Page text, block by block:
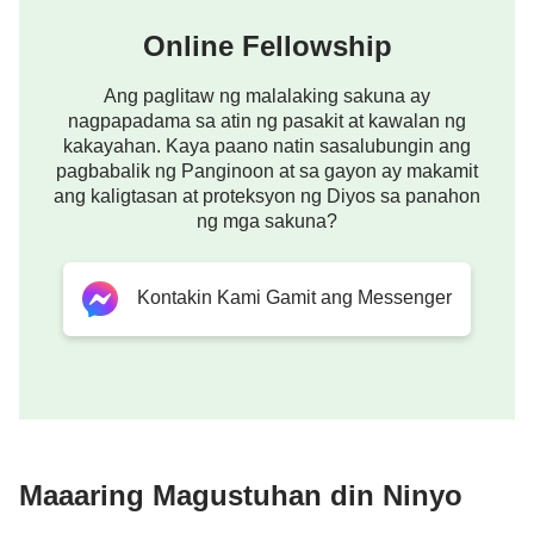
pagkaperpekto. Hindi ba nagdudulot sa iyo ng
pagmumuni-muni ang pagkakaibang ito? Hindi ba
pinagtatanto ka nito sa mga hiwagang sumasaloob?
May kakayahan ka bang dalhin ang sarili mo sa
langit upang makipagkita sa Diyos nang ikaw lang?
Kung walang pagdating ng Diyos, kaya mo bang
dalhin ang sarili mo sa langit upang matamasa ang
kasiyahang pampamilya kasama ang Diyos?
Nananaginip ka pa rin ba ngayon? Imumungkahi
Ko, kung gayon, na ihinto mo ang pananaginip at
Kung hindi mo gagawin, hindi mo kailanman
makakamit ang katotohanan, at hindi kailanman
Online Fellowship
Ang paglitaw ng malalaking sakuna ay
nagpapadama sa atin ng pasakit at kawalan ng
kakayahan. Kaya paano natin sasalubungin ang
pagbabalik ng Panginoon at sa gayon ay makamit
ang kaligtasan at proteksyon ng Diyos sa panahon
ng mga sakuna?
Kontakin Kami Gamit ang Messenger
Maaaring Magustuhan din Ninyo